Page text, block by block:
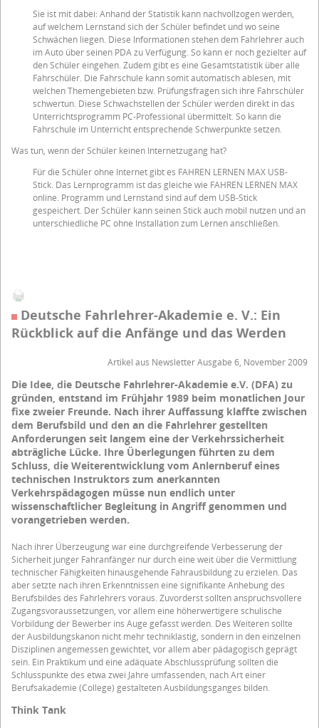
Sie ist mit dabei: Anhand der Statistik kann nachvollzogen werden,
auf welchem Lernstand sich der Schüler befindet und wo seine
Schwächen liegen. Diese Informationen stehen dem Fahrlehrer auch
im Auto über seinen PDA zu Verfügung. So kann er noch gezielter auf
den Schüler eingehen. Zudem gibt es eine Gesamtstatistik über alle
Fahrschüler. Die Fahrschule kann somit automatisch ablesen, mit
welchen Themengebieten bzw. Prüfungsfragen sich ihre Fahrschüler
schwertun. Diese Schwachstellen der Schüler werden direkt in das
Unterrichtsprogramm PC-Professional übermittelt. So kann die
Fahrschule im Unterricht entsprechende Schwerpunkte setzen.
Was tun, wenn der Schüler keinen Internetzugang hat?
Für die Schüler ohne Internet gibt es FAHREN LERNEN MAX USB-
Stick. Das Lernprogramm ist das gleiche wie FAHREN LERNEN MAX
online. Programm und Lernstand sind auf dem USB-Stick
gespeichert. Der Schüler kann seinen Stick auch mobil nutzen und an
unterschiedliche PC ohne Installation zum Lernen anschließen.
Deutsche Fahrlehrer-Akademie e. V.: Ein
Rückblick auf die Anfänge und das Werden
Artikel aus Newsletter Ausgabe 6, November 2009
Die Idee, die Deutsche Fahrlehrer-Akademie e.V. (DFA) zu
gründen, entstand im Frühjahr 1989 beim monatlichen Jour
fixe zweier Freunde. Nach ihrer Auffassung klaffte zwischen
dem Berufsbild und den an die Fahrlehrer gestellten
Anforderungen seit langem eine der Verkehrssicherheit
abträgliche Lücke. Ihre Überlegungen führten zu dem
Schluss, die Weiterentwicklung vom Anlernberuf eines
technischen Instruktors zum anerkannten
Verkehrspädagogen müsse nun endlich unter
wissenschaftlicher Begleitung in Angriff genommen und
vorangetrieben werden.
Nach ihrer Überzeugung war eine durchgreifende Verbesserung der
Sicherheit junger Fahranfänger nur durch eine weit über die Vermittlung
technischer Fähigkeiten hinausgehende Fahrausbildung zu erzielen. Das
aber setzte nach ihren Erkenntnissen eine signifikante Anhebung des
Berufsbildes des Fahrlehrers voraus. Zuvorderst sollten anspruchsvollere
Zugangsvoraussetzungen, vor allem eine höherwertigere schulische
Vorbildung der Bewerber ins Auge gefasst werden. Des Weiteren sollte
der Ausbildungskanon nicht mehr techniklastig, sondern in den einzelnen
Disziplinen angemessen gewichtet, vor allem aber pädagogisch geprägt
sein. Ein Praktikum und eine adäquate Abschlussprüfung sollten die
Schlusspunkte des etwa zwei Jahre umfassenden, nach Art einer
Berufsakademie (College) gestalteten Ausbildungsganges bilden.
Think Tank